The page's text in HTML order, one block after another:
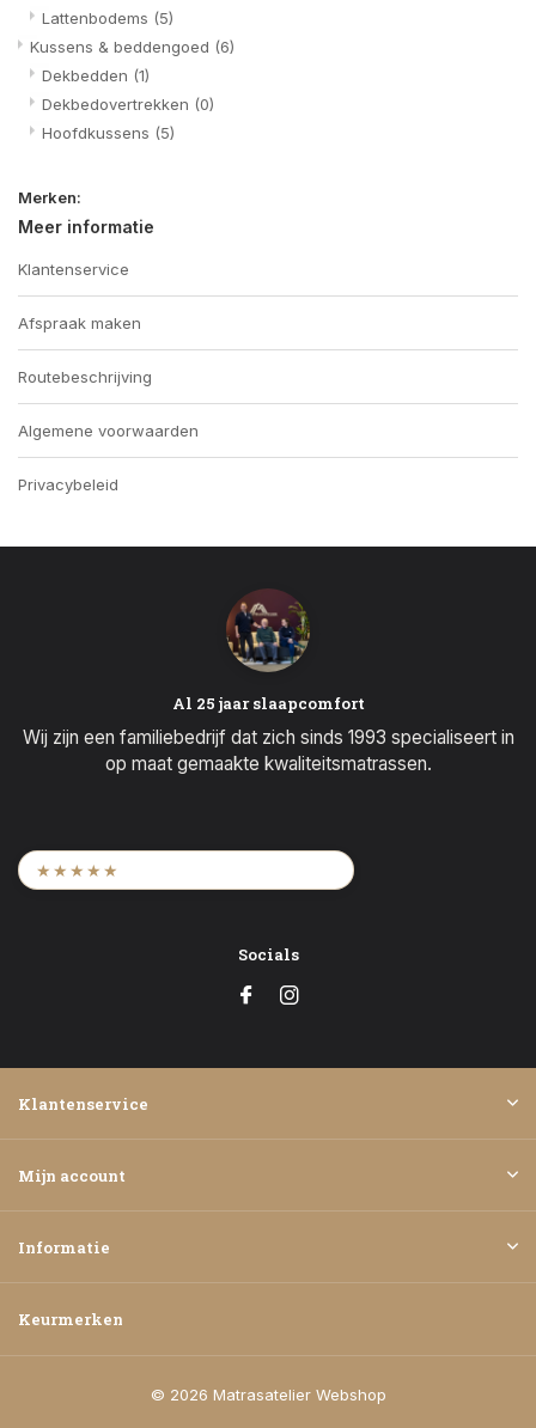
Lattenbodems (5)
Kussens & beddengoed (6)
Dekbedden (1)
Dekbedovertrekken (0)
Hoofdkussens (5)
Merken:
Meer informatie
Klantenservice
Afspraak maken
Routebeschrijving
Algemene voorwaarden
Privacybeleid
Al 25 jaar slaapcomfort
Wij zijn een familiebedrijf dat zich sinds 1993 specialiseert in
op maat gemaakte kwaliteitsmatrassen.
★★★★★
Socials
Klantenservice
Mijn account
Informatie
Keurmerken
© 2026 Matrasatelier Webshop